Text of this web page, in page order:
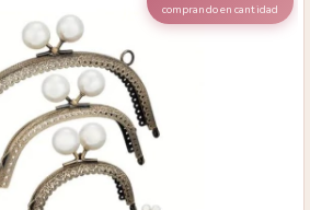
comprando en cantidad